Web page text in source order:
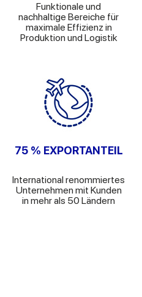
Funktionale und
nachhaltige Bereiche für
maximale Effizienz in
Produktion und Logistik
75 % EXPORTANTEIL
International renommiertes
Unternehmen mit Kunden
in mehr als 50 Ländern